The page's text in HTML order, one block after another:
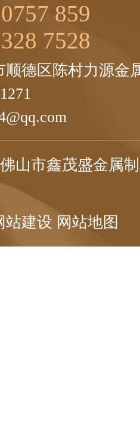
859
7528
德区陈村力源金
山市鑫茂盛金属
站建设 网站地图